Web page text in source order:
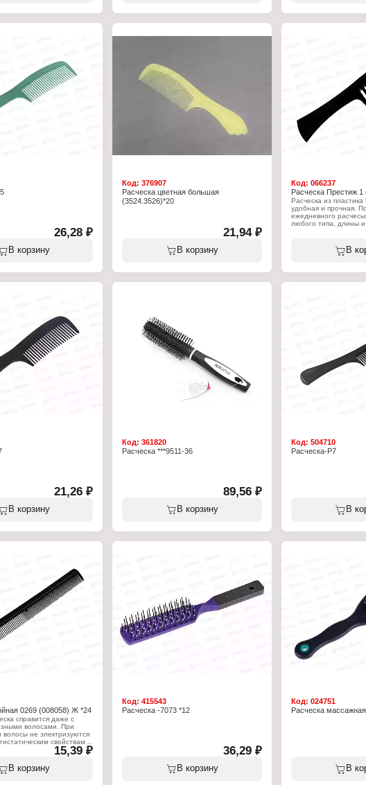
Пластик с
зубчиками
1шт
Модель: "Изабелла"
Форма щетки: овальная
Материал (состав): металл, пластик,
резина
Количество предметов: 1шт
26,28 ₽
В корзину
Код:376907
Расческа цветная большая
(3524.3526)*20
21,94 ₽
В корзину
Код: 066237
Расческа Престиж
Расческа из
удобная и прочная.
ежедневного
любого типа, длины и
Прекрасно
Характеристики:
Тип товара: Расческа
В
21,26 ₽
В корзину
Код:361820
Расческа ***9511-36
89,56 ₽
В корзину
Код: 504710
Расческа-Р7
В
0269 (008058) Ж *24
справится даже с
волосами. При
волосы не электризуются
свойствам.
в руке, легко помещается
подходит как для
так и для длинных и
Острый хвостик
15,39 ₽
В корзину
Код:415543
Расческа -7073 *12
36,29 ₽
В корзину
Код: 024751
Расческа
В